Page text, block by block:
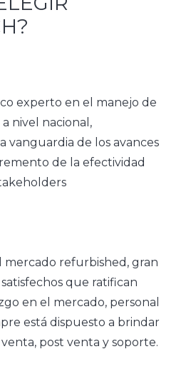
experto en el manejo de
nivel nacional,
vanguardia de los avances
de la efectividad
mercado refurbished, gran
que ratifican
en el mercado, personal
está dispuesto a brindar
post venta y soporte.